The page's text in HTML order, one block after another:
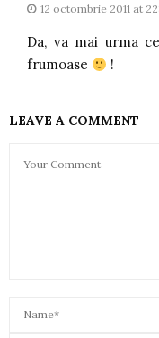
12 octombrie 2011 at
Da, va mai urma
frumoase
!
LEAVE A COMMENT